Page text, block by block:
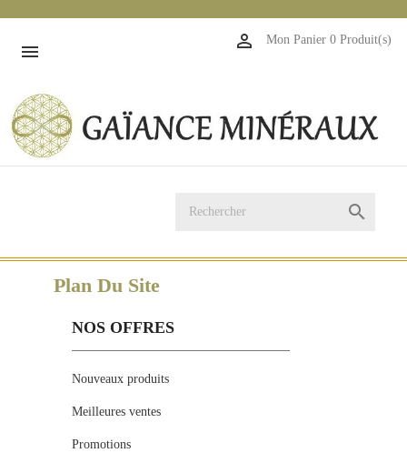

Mon Panier 0 Produit(s)


Plan Du Site
NOS OFFRES
Nouveaux produits
Meilleures ventes
Promotions